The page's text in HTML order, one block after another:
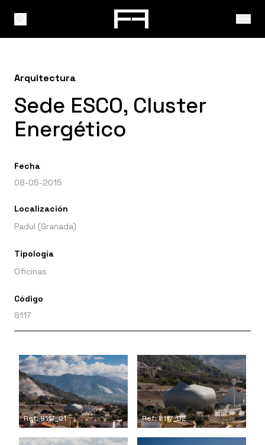
Arquitectura
Sede ESCO, Cluster
Energético
Fecha
08-05-2015
Localización
Padul (Granada)
Tipología
Oficinas
Código
8117
Ref: 8117_01 Ref: 8117_02